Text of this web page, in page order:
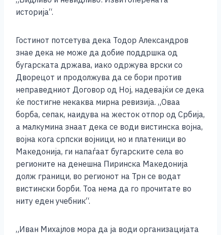
историја“.
Гостинот потсетува дека Тодор Александров
знае дека не може да добие поддршка од
бугарската држава, иако одржува врски со
Дворецот и продолжува да се бори против
неправедниот Договор од Ној, надевајќи се дека
ќе постигне некаква мирна ревизија. „Оваа
борба, сепак, наидува на жесток отпор од Србија,
а малкумина знаат дека се води вистинска војна,
војна кога српски војници, но и платеници во
Македонија, ги напаѓаат бугарските села во
регионите на денешна Пиринска Македонија
долж граници, во регионот на Трн се водат
вистински борби. Тоа нема да го прочитате во
ниту еден учебник“.
„Иван Михајлов мора да ја води организацијата